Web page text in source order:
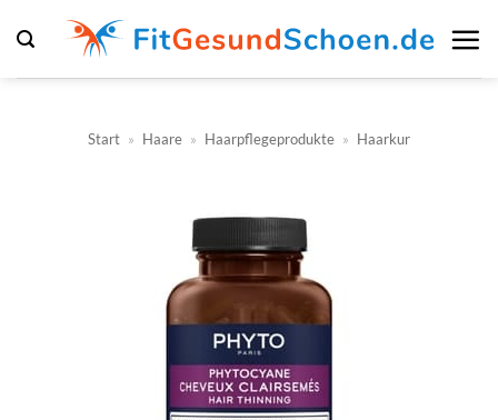
Inhalt
springen
Start » Haare » Haarpflegeprodukte » Haarkur